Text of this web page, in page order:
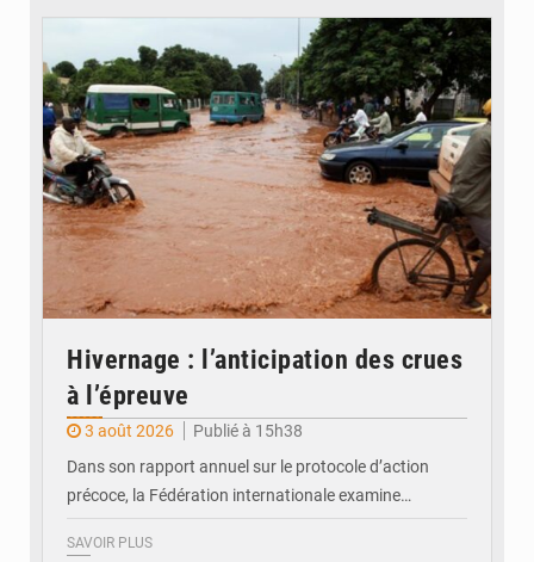
Hivernage : l’anticipation des crues
à l’épreuve
3 août 2026
Publié à 15h38
Dans son rapport annuel sur le protocole d’action
précoce, la Fédération internationale examine…
SAVOIR PLUS